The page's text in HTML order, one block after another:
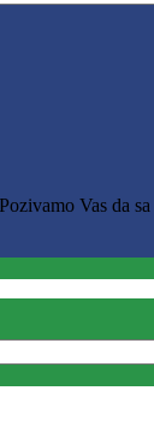
Vas da